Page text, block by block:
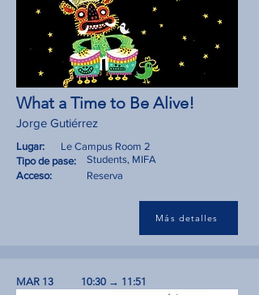
What a Time to Be Alive!
Jorge Gutiérrez
Lugar:
Tipo de pase:
Le Campus Room 2
Students, MIFA
Acceso:
Reserva
Más detalles
MAR 13 10:30 → 11:51